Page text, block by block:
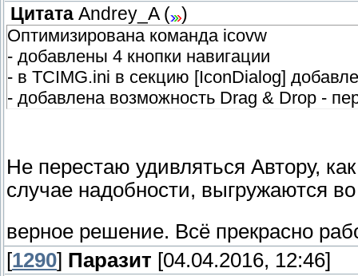
Цитата Andrey_A(
)
Оптимизирована команда icovw
- добавлены 4 кнопки навигации
- в TCIMG.ini в секцию [IconDialog]
- добавлена возможность Drag & Drop -
Не перестаю удивляться Автору,
случае надобности, выгружаются
верное решение. Всё прекрасно
[1290] Паразит [04.04.2016, 12:46]